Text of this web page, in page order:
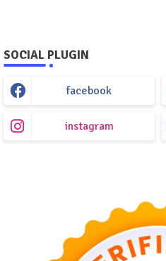
SOCIAL PLUGIN
facebook
instagram